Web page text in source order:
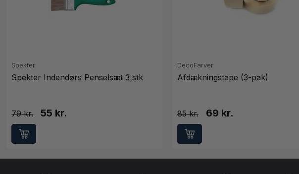
Spekter
Spekter Indendørs Penselsæt 3 stk
79 55 kr.
DecoFarver
Afdækningstape (3-pak)
85 69 kr.